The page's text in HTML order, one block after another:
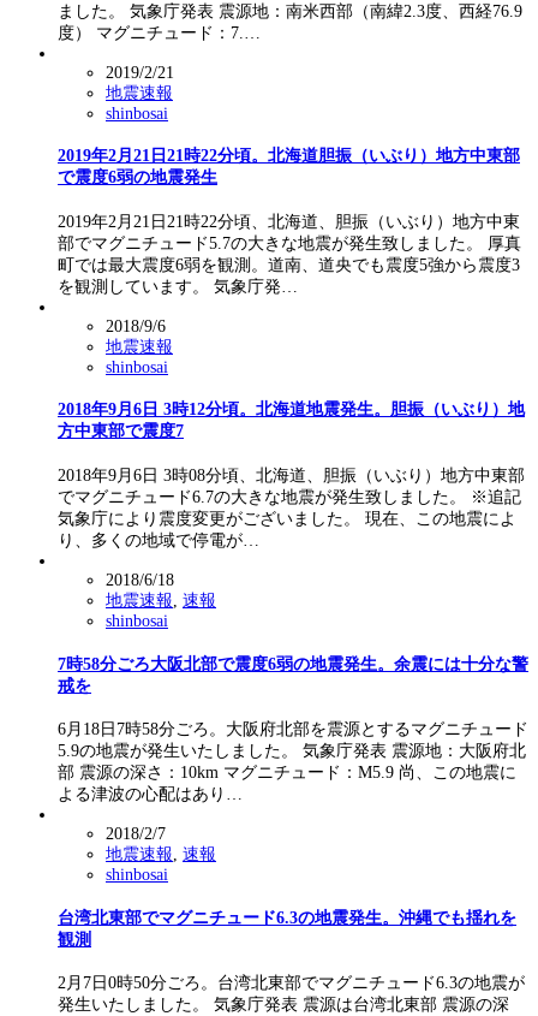
ました。 気象庁発表 震源地：南米西部（南緯2.3度、西経76.9
度） マグニチュード：7.…
2019/2/21
地震速報
shinbosai
2019年2月21日21時22分頃。北海道胆振（いぶり）地方中東部
で震度6弱の地震発生
2019年2月21日21時22分頃、北海道、胆振（いぶり）地方中東
部でマグニチュード5.7の大きな地震が発生致しました。 厚真
町では最大震度6弱を観測。道南、道央でも震度5強から震度3
を観測しています。 気象庁発…
2018/9/6
地震速報
shinbosai
2018年9月6日 3時12分頃。北海道地震発生。胆振（いぶり）地
方中東部で震度7
2018年9月6日 3時08分頃、北海道、胆振（いぶり）地方中東部
でマグニチュード6.7の大きな地震が発生致しました。 ※追記
気象庁により震度変更がございました。 現在、この地震によ
り、多くの地域で停電が…
2018/6/18
地震速報, 速報
shinbosai
7時58分ごろ大阪北部で震度6弱の地震発生。余震には十分な警
戒を
6月18日7時58分ごろ。大阪府北部を震源とするマグニチュード
5.9の地震が発生いたしました。 気象庁発表 震源地：大阪府北
部 震源の深さ：10km マグニチュード：M5.9 尚、この地震に
よる津波の心配はあり…
2018/2/7
地震速報, 速報
shinbosai
台湾北東部でマグニチュード6.3の地震発生。沖縄でも揺れを
観測
2月7日0時50分ごろ。台湾北東部でマグニチュード6.3の地震が
発生いたしました。 気象庁発表 震源は台湾北東部 震源の深